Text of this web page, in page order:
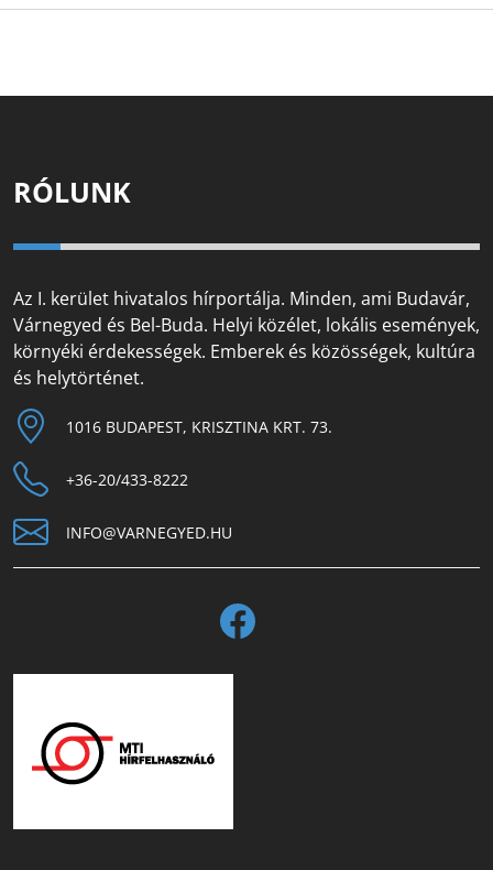
RÓLUNK
Az I. kerület hivatalos hírportálja. Minden, ami Budavár,
Várnegyed és Bel-Buda. Helyi közélet, lokális események,
környéki érdekességek. Emberek és közösségek, kultúra
és helytörténet.
1016 BUDAPEST, KRISZTINA KRT. 73.
+36-20/433-8222
INFO@VARNEGYED.HU